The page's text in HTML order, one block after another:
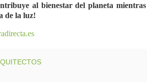
al bienestar del planeta mientras
de la luz!